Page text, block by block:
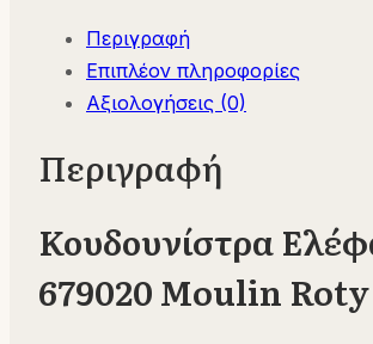
Περιγραφή
Επιπλέον πληροφορίες
Αξιολογήσεις (0)
Περιγραφή
Κουδουνίστρα
679020 Moulin Roty